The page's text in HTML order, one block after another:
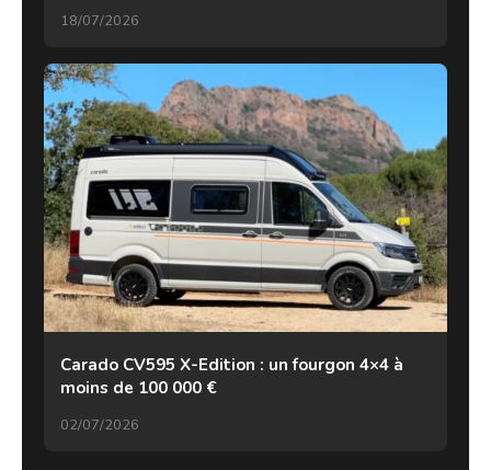
18/07/2026
Carado CV595 X-Edition : un fourgon 4×4 à
moins de 100 000 €
02/07/2026